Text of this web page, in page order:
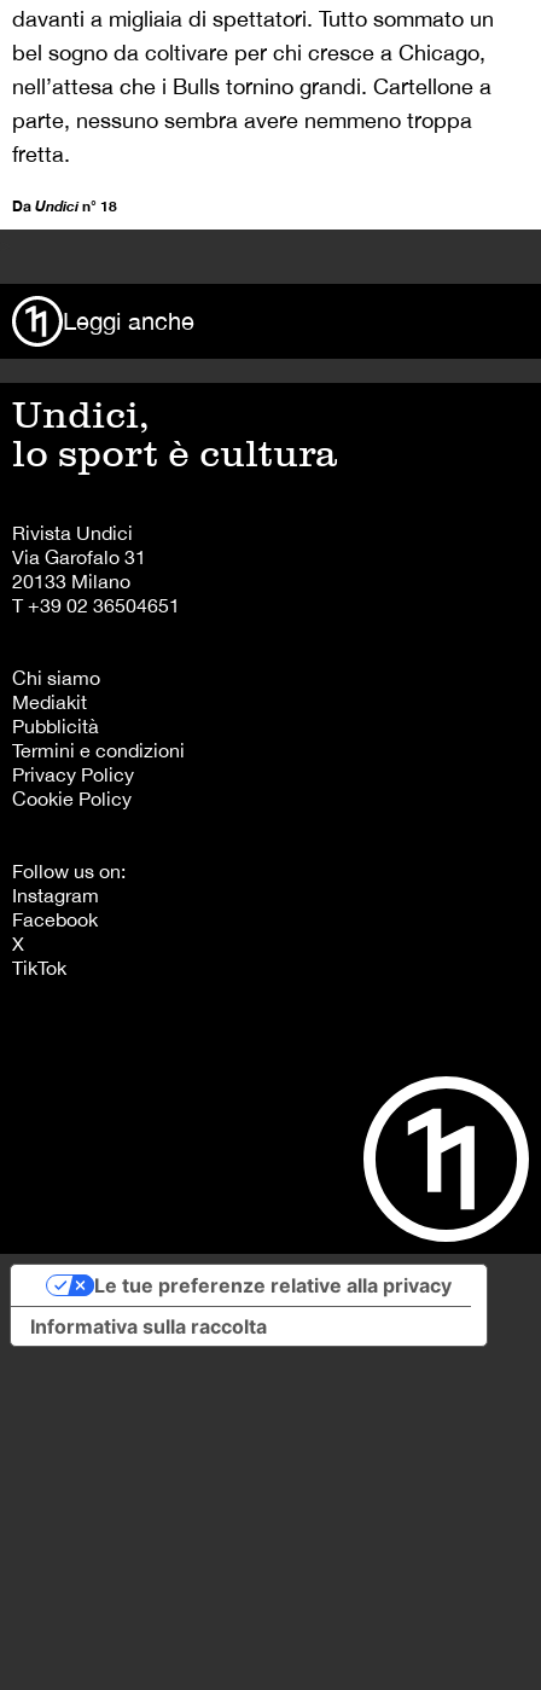
davanti a migliaia di spettatori. Tutto sommato un
bel sogno da coltivare per chi cresce a Chicago,
nell’attesa che i Bulls tornino grandi. Cartellone a
parte, nessuno sembra avere nemmeno troppa
fretta.
Da Undicin° 18
Leggi anche
Undici,
lo sport è cultura
Rivista Undici
Via Garofalo 31
20133 Milano
T +39 02 36504651
Chi siamo
Mediakit
Pubblicità
Termini e condizioni
Privacy Policy
Cookie Policy
Follow us on:
Instagram
Facebook
X
TikTok
Informativa sulla raccolta
Le tue preferenze relative alla privacy